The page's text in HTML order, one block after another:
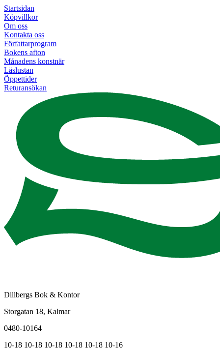
Startsidan
Köpvillkor
Om oss
Kontakta oss
Författarprogram
Bokens afton
Månadens konstnär
Läslustan
Öppettider
Returansökan
Dillbergs Bok & Kontor
Storgatan 18, Kalmar
0480-10164
10-18 10-18 10-18 10-18 10-18 10-16